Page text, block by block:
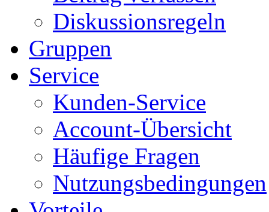
Diskussionsregeln
Gruppen
Service
Kunden-Service
Account-Übersicht
Häufige Fragen
Nutzungsbedingungen